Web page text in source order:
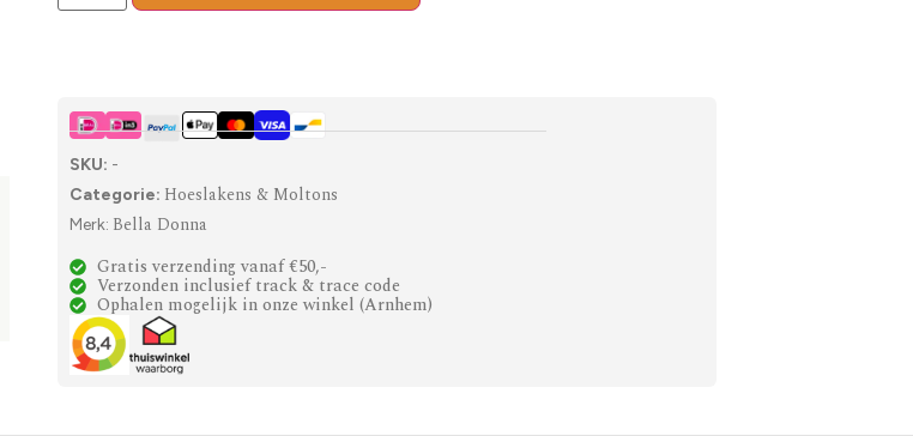
SKU: -
Categorie: Hoeslakens & Moltons
Merk: Bella Donna
Gratis verzending vanaf €50,-
Verzonden inclusief track & trace code
Ophalen mogelijk in onze winkel (Arnhem)